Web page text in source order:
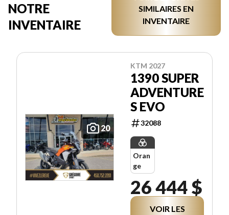
NOTRE
INVENTAIRE
SIMILAIRES EN
INVENTAIRE
20
KTM 2027
1390 SUPER
ADVENTURE
S EVO
32088
Oran
ge
26 444 $
VOIR LES